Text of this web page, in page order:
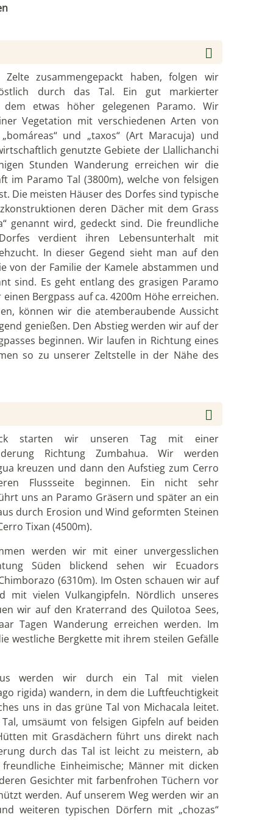
zusammengepackt haben, folgen wir
durch das Tal. Ein gut markierter
etwas höher gelegenen Paramo. Wir
Vegetation mit verschiedenen Arten von
und „taxos“ (Art Maracuja) und
genutzte Gebiete der Llallichanchi
Stunden Wanderung erreichen wir die
im Paramo Tal (3800m), welche von felsigen
Die meisten Häuser des Dorfes sind typische
deren Dächer mit dem Grass
genannt wird, gedeckt sind. Die freundliche
verdient ihren Lebensunterhalt mit
In dieser Gegend sieht man auf den
von der Familie der Kamele abstammen und
sind. Es geht entlang des grasigen Paramo
Bergpass auf ca. 4200m Höhe erreichen.
können wir die atemberaubende Aussicht
genießen. Den Abstieg werden wir auf der
beginnen. Wir laufen in Richtung eines
so zu unserer Zeltstelle in der Nähe des
starten wir unseren Tag mit einer
Richtung Zumbahua. Wir werden
kreuzen und dann den Aufstieg zum Cerro
Flussseite beginnen. Ein nicht sehr
uns an Paramo Gräsern und später an ein
durch Erosion und Wind geformten Steinen
Tixan (4500m).
werden wir mit einer unvergesslichen
Süden blickend sehen wir Ecuadors
(6310m). Im Osten schauen wir auf
mit vielen Vulkangipfeln. Nördlich unseres
wir auf den Kraterrand des Quilotoa Sees,
Tagen Wanderung erreichen werden. Im
westliche Bergkette mit ihrem steilen Gefälle
werden wir durch ein Tal mit vielen
rigida) wandern, in dem die Luftfeuchtigkeit
uns in das grüne Tal von Michacala leitet.
umsäumt von felsigen Gipfeln auf beiden
mit Grasdächern führt uns direkt nach
durch das Tal ist leicht zu meistern, ab
Einheimische; Männer mit dicken
Gesichter mit farbenfrohen Tüchern vor
werden. Auf unserem Weg werden wir an
weiteren typischen Dörfern mit „chozas“